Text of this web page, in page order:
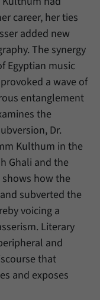
career, her ties
added new
The synergy
Egyptian music
a wave of
entanglement
the
Dr.
Kulthum in the
Ghali and the
how the
subverted the
voicing a
Literary
and
that
and exposes
Speicherung
falls der
eingestellt hat.
wir speichern, von
Suchmaschine
auf unsere
wurden.
wir für kurze Zeit